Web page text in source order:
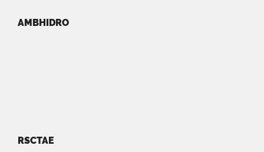
AMBHIDRO
RSCTAE